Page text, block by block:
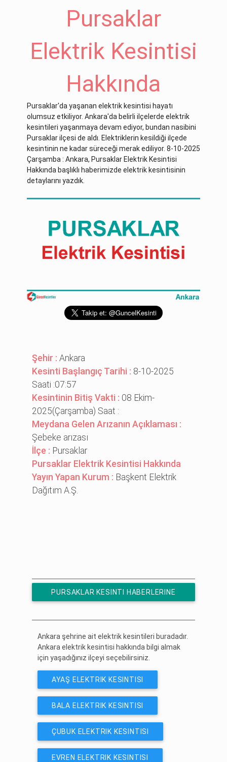
Pursaklar
Elektrik Kesintisi
Hakkında
Pursaklar'da yaşanan elektrik kesintisi hayatı
olumsuz etkiliyor. Ankara'da belirli ilçelerde elektrik
kesintileri yaşanmaya devam ediyor, bundan nasibini
Pursaklar ilçesi de aldı. Elektriklerin kesildiği ilçede
kesintinin ne kadar süreceği merak ediliyor. 8-10-2025
Çarşamba : Ankara, Pursaklar Elektrik Kesintisi
Hakkında başlıklı haberimizde elektrik kesintisinin
detaylarını yazdık.
Şehir :Ankara
Kesinti Başlangıç Tarihi : 8-10-2025
Saati :07:57
Kesintinin Bitiş Vakti : 08 Ekim-
2025(Çarşamba) Saat :
Meydana Gelen Arızanın Açıklaması :
Şebeke arızası
İlçe : Pursaklar
Pursaklar Elektrik Kesintisi Hakkında
Yayın Yapan Kurum : Başkent Elektrik
Dağıtım A.Ş.
PURSAKLAR KESINTI HABERLERINE
Ankara şehrine ait elektrik kesintileri buradadır.
Ankara elektrik kesintisi hakkında bilgi almak
için yaşadığınız ilçeyi seçebilirsiniz.
AYAŞ ELEKTRIK KESINTISI
BALA ELEKTRIK KESINTISI
ÇUBUK ELEKTRIK KESINTISI
EVREN ELEKTRIK KESINTISI